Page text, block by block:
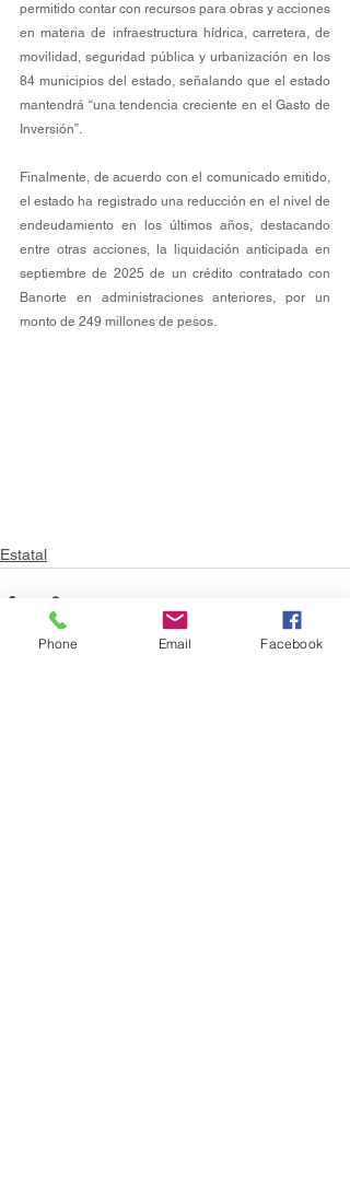
permitido contar con recursos para obras y acciones
en materia de infraestructura hídrica, carretera, de
movilidad, seguridad pública y urbanización en los
84 municipios del estado, señalando que el estado
mantendrá “una tendencia creciente en el Gasto de
Inversión”.
Finalmente, de acuerdo con el comunicado emitido,
el estado ha registrado una reducción en el nivel de
endeudamiento en los últimos años, destacando
entre otras acciones, la liquidación anticipada en
septiembre de 2025 de un crédito contratado con
Banorte en administraciones anteriores, por un
monto de 249 millones de pesos.
Estatal
Phone Email Facebook